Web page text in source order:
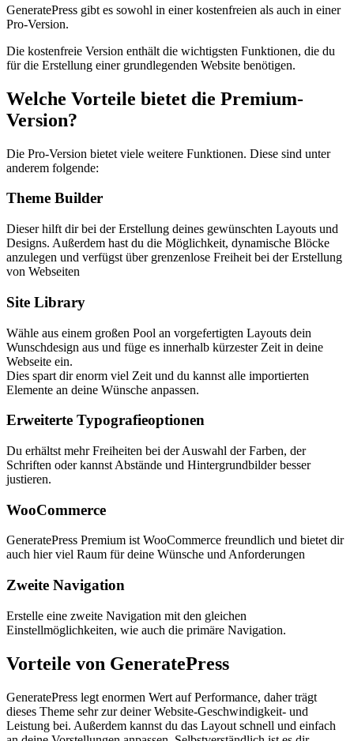
GeneratePress gibt es sowohl in einer kostenfreien als auch in einer
Pro-Version.
Die kostenfreie Version enthält die wichtigsten Funktionen, die du
für die Erstellung einer grundlegenden Website benötigen.
Welche Vorteile bietet die Premium-
Version?
Die Pro-Version bietet viele weitere Funktionen. Diese sind unter
anderem folgende:
Theme Builder
Dieser hilft dir bei der Erstellung deines gewünschten Layouts und
Designs. Außerdem hast du die Möglichkeit, dynamische Blöcke
anzulegen und verfügst über grenzenlose Freiheit bei der Erstellung
von Webseiten
Site Library
Wähle aus einem großen Pool an vorgefertigten Layouts dein
Wunschdesign aus und füge es innerhalb kürzester Zeit in deine
Webseite ein.
Dies spart dir enorm viel Zeit und du kannst alle importierten
Elemente an deine Wünsche anpassen.
Erweiterte Typografieoptionen
Du erhältst mehr Freiheiten bei der Auswahl der Farben, der
Schriften oder kannst Abstände und Hintergrundbilder besser
justieren.
WooCommerce
GeneratePress Premium ist WooCommerce freundlich und bietet dir
auch hier viel Raum für deine Wünsche und Anforderungen
Zweite Navigation
Erstelle eine zweite Navigation mit den gleichen
Einstellmöglichkeiten, wie auch die primäre Navigation.
Vorteile von GeneratePress
GeneratePress legt enormen Wert auf Performance, daher trägt
dieses Theme sehr zur deiner Website-Geschwindigkeit- und
Leistung bei. Außerdem kannst du das Layout schnell und einfach